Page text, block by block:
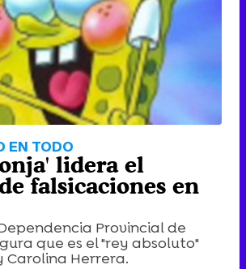
EN TODO
lidera el
falsicaciones en
Provincial de
que es el "rey absoluto"
Carolina Herrera.